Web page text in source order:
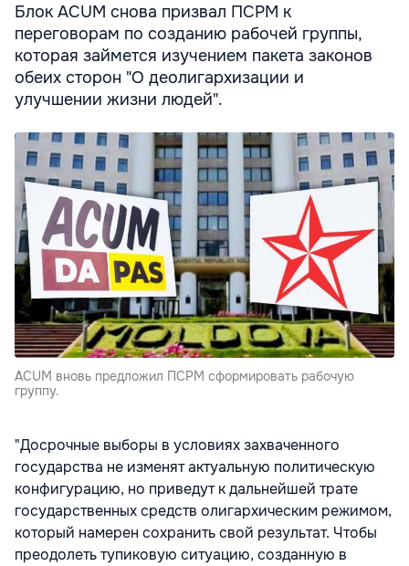
Блок ACUM снова призвал ПСРМ к
переговорам по созданию рабочей группы,
которая займется изучением пакета законов
обеих сторон "О деолигархизации и
улучшении жизни людей".
ACUM вновь предложил ПСРМ сформировать рабочую
группу.
"Досрочные выборы в условиях захваченного
государства не изменят актуальную политическую
конфигурацию, но приведут к дальнейшей трате
государственных средств олигархическим режимом,
который намерен сохранить свой результат. Чтобы
преодолеть тупиковую ситуацию, созданную в